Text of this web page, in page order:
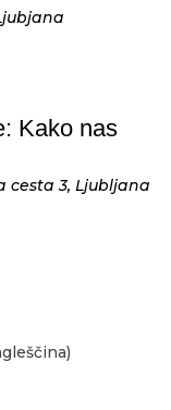
Kako nas
cesta 3, Ljubljana
)